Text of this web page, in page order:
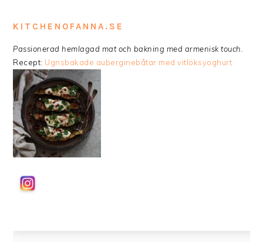
KITCHENOFANNA.SE
Passionerad hemlagad mat och bakning med armenisk touch.
Recept: Ugnsbakade auberginebåtar med vitlöksyoghurt